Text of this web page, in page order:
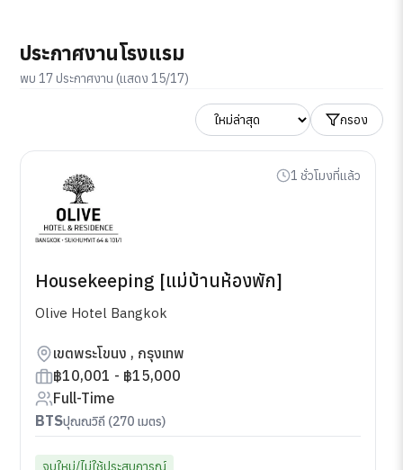
ประกาศงานโรงแรม
พบ 17 ประกาศงาน (แสดง 15/17)
กรอง
1 ชั่วโมงที่แล้ว
Housekeeping [แม่บ้านห้องพัก]
Olive Hotel Bangkok
เขตพระโขนง , กรุงเทพ
฿10,001 - ฿15,000
Full-Time
BTSปุณณวิถี (270 เมตร)
จบใหม่/ไม่ใช้ประสบการณ์